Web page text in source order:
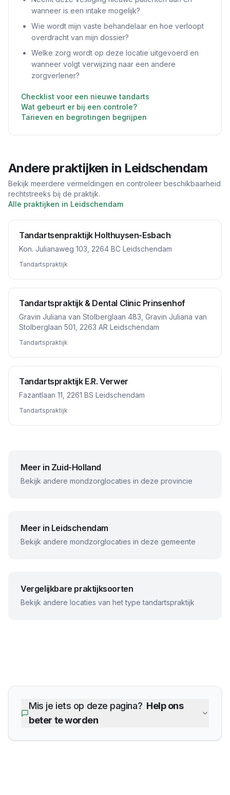
wanneer is een intake mogelijk?
Wie wordt mijn vaste behandelaar en hoe verloopt
overdracht van mijn dossier?
Welke zorg wordt op deze locatie uitgevoerd en
wanneer volgt verwijzing naar een andere
zorgverlener?
Checklist voor een nieuwe tandarts
Wat gebeurt er bij een controle?
Tarieven en begrotingen begrijpen
Andere praktijken in Leidschendam
Bekijk meerdere vermeldingen en controleer beschikbaarheid
rechtstreeks bij de praktijk.
Alle praktijken in Leidschendam
Tandartsenpraktijk Holthuysen-Esbach
Kon. Julianaweg 103, 2264 BC Leidschendam
Tandartspraktijk
Tandartspraktijk & Dental Clinic Prinsenhof
Gravin Juliana van Stolberglaan 483, Gravin Juliana van
Stolberglaan 501, 2263 AR Leidschendam
Tandartspraktijk
Tandartspraktijk E.R. Verwer
Fazantlaan 11, 2261 BS Leidschendam
Tandartspraktijk
Meer in Zuid-Holland
Bekijk andere mondzorglocaties in deze provincie
Meer in Leidschendam
Bekijk andere mondzorglocaties in deze gemeente
Vergelijkbare praktijksoorten
Bekijk andere locaties van het type tandartspraktijk
Mis je iets op deze pagina? Help ons
beter te worden